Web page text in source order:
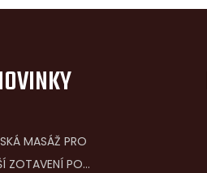
MASÁŽ PRO
ZOTAVENÍ PO